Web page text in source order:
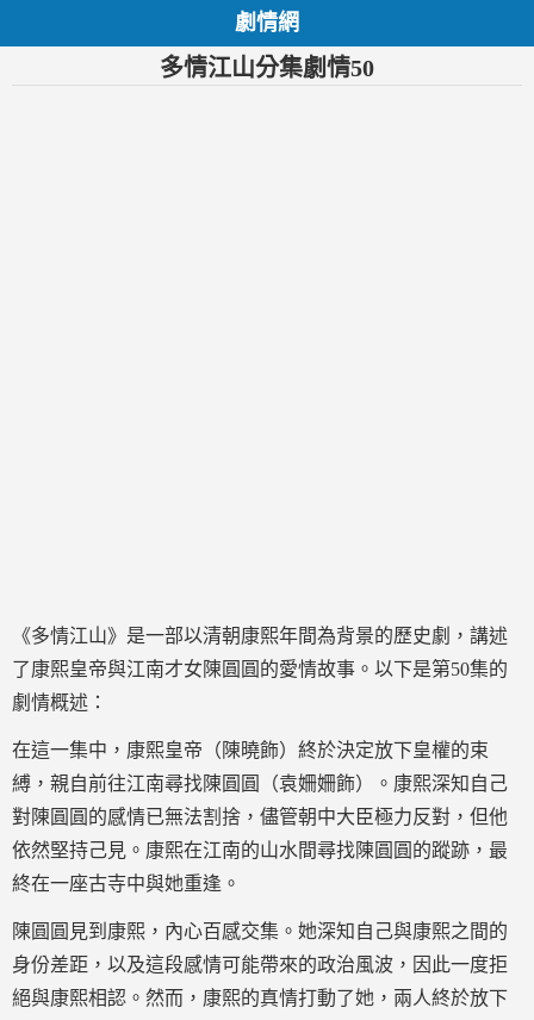
劇情網
多情江山分集劇情50
《多情江山》是一部以清朝康熙年間為背景的歷史劇，講述
了康熙皇帝與江南才女陳圓圓的愛情故事。以下是第50集的
劇情概述：
在這一集中，康熙皇帝（陳曉飾）終於決定放下皇權的束
縛，親自前往江南尋找陳圓圓（袁姍姍飾）。康熙深知自己
對陳圓圓的感情已無法割捨，儘管朝中大臣極力反對，但他
依然堅持己見。康熙在江南的山水間尋找陳圓圓的蹤跡，最
終在一座古寺中與她重逢。
陳圓圓見到康熙，內心百感交集。她深知自己與康熙之間的
身份差距，以及這段感情可能帶來的政治風波，因此一度拒
絕與康熙相認。然而，康熙的真情打動了她，兩人終於放下